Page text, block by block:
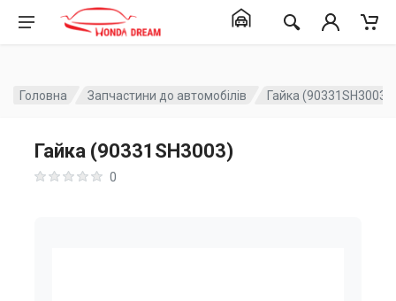
Головна Запчастини до автомобілів Гайка (90331SH3003)
Гайка (90331SH3003)
0